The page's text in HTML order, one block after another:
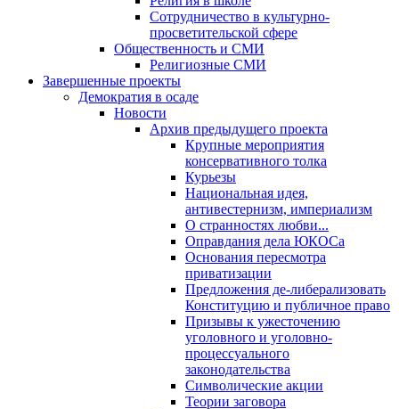
Сотрудничество в культурно-
просветительской сфере
Общественность и СМИ
Религиозные СМИ
Завершенные проекты
Демократия в осаде
Новости
Архив предыдущего проекта
Крупные мероприятия
консервативного толка
Курьезы
Национальная идея,
антивестернизм, империализм
О странностях любви...
Оправдания дела ЮКОСа
Основания пересмотра
приватизации
Предложения де-либерализовать
Конституцию и публичное право
Призывы к ужесточению
уголовного и уголовно-
процессуального
законодательства
Символические акции
Теории заговора